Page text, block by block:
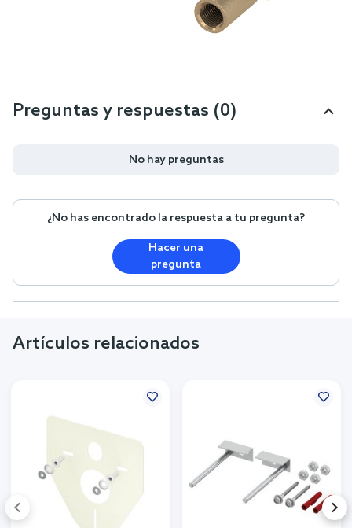
Preguntas y respuestas (0)
No hay preguntas
¿No has encontrado la respuesta a tu pregunta?
Hacer una
pregunta
Artículos relacionados